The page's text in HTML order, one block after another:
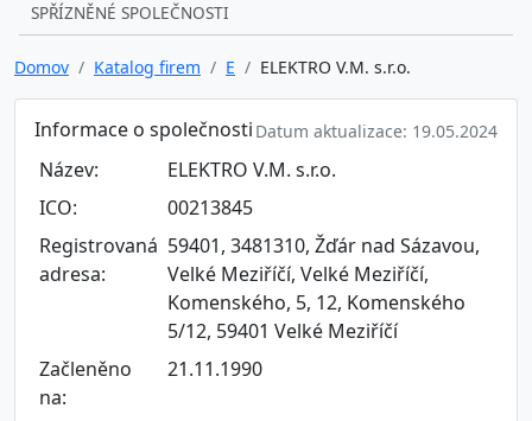
SPŘÍZNĚNÉ SPOLEČNOSTI
Domov Katalog firem E ELEKTRO V.M. s.r.o.
Informace o společnosti Datum aktualizace: 19.05.2024
Název:
ELEKTRO V.M. s.r.o.
ICO:
00213845
Registrovaná
adresa:
59401, 3481310, Žďár nad Sázavou,
Velké Meziříčí, Velké Meziříčí,
Komenského, 5, 12, Komenského
5/12, 59401 Velké Meziříčí
Začleněno
na:
21.11.1990